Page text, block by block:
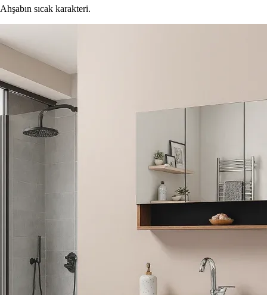
Ahşabın sıcak karakteri.